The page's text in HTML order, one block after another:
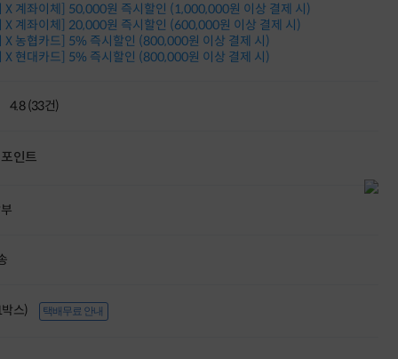
MSI 공유기
적립금 3% 페이백
시스코 스위칭허브
누적 금액 별
X 계좌이체] 50,000원 즉시할인 (1,000,000원 이상 결제 시)
X 계좌이체] 20,000원 즉시할인 (600,000원 이상 결제 시)
X 농협카드] 5% 즉시할인 (800,000원 이상 결제 시)
X 현대카드] 5% 즉시할인 (800,000원 이상 결제 시)
4.8 (33건)
포인트
스) 택배무료 안내